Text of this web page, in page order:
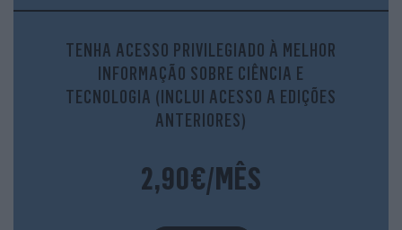
uma das avaliações das imagens de lesões da pele feitas
pelo algoritmo. Sendo que estas ponderações foram
determinadas por uma equipa de dermatologistas.
TENHA ACESSO PRIVILEGIADO À MELHOR
INFORMAÇÃO SOBRE CIÊNCIA E
TECNOLOGIA (INCLUI ACESSO A EDIÇÕES
ANTERIORES)
2,90€/MÊS